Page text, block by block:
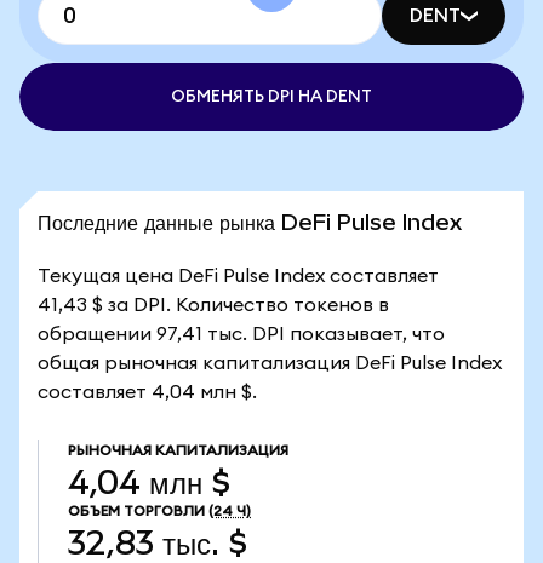
DENT
ОБМЕНЯТЬ DPI НА DENT
Последние данные рынка DeFi Pulse Index
Текущая цена DeFi Pulse Index составляет
41,43 $ за DPI. Количество токенов в
обращении 97,41 тыс. DPI показывает, что
общая рыночная капитализация DeFi Pulse Index
составляет 4,04 млн $.
РЫНОЧНАЯ КАПИТАЛИЗАЦИЯ
4,04 млн $
ОБЪЕМ ТОРГОВЛИ (24 Ч)
32,83 тыс. $